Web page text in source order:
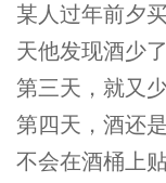
某人过年前夕
天他发现酒少
第三天，就又
第四天，酒还
不会在酒桶上